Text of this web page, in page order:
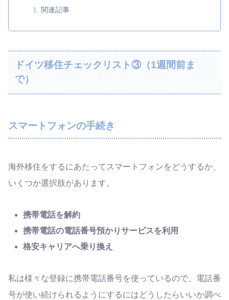
関連記事
ドイツ移住チェックリスト③（1週間前ま
で）
スマートフォンの手続き
海外移住をするにあたってスマートフォンをどうするか、
いくつか選択肢があります。
携帯電話を解約
携帯電話の電話番号預かりサービスを利用
格安キャリアへ乗り換え
私は様々な登録に携帯電話番号を使っているので、電話番
号が使い続けられるようにするにはどうしたらいいか調べ